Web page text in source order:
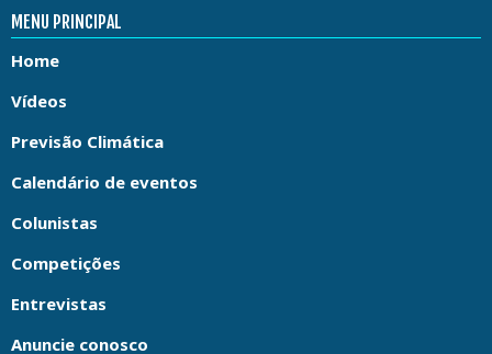
MENU PRINCIPAL
Home
Vídeos
Previsão Climática
Calendário de eventos
Colunistas
Competições
Entrevistas
Anuncie conosco